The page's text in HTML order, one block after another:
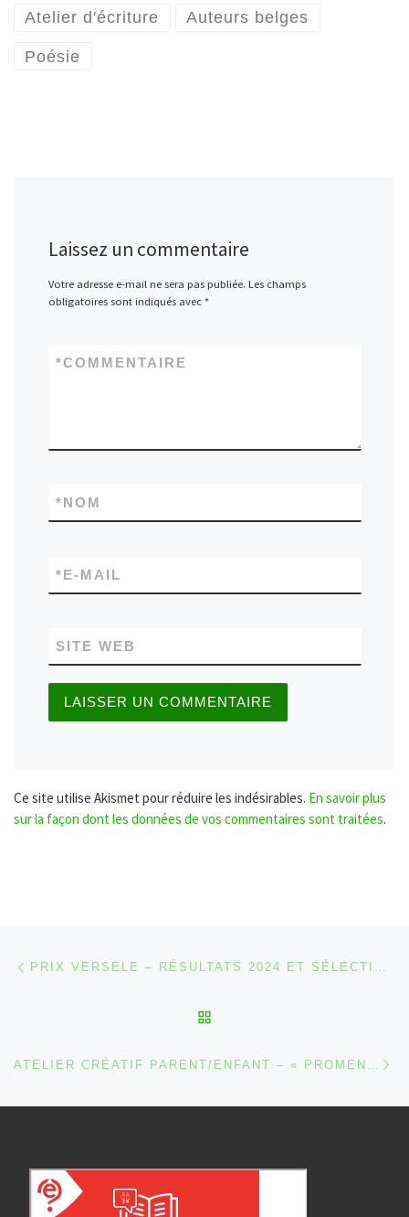
Atelier d'écriture Auteurs belges
Poésie
Laissez un commentaire
Votre adresse e-mail ne sera pas publiée. Les champs
obligatoires sont indiqués avec *
COMMENTAIRE
*
NOM
*
E-MAIL
*
SITE WEB
Ce site utilise Akismet pour réduire les indésirables. En savoir plus
sur la façon dont les données de vos commentaires sont traitées.
Parcourir les articles